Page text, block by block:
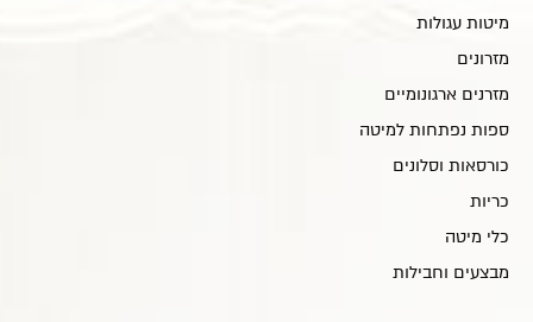
מיטות עגולות
מזרונים
מזרנים ארגונומיים
ספות נפתחות למיטה
כורסאות וסלונים
כריות
כלי מיטה
מבצעים וחבילות